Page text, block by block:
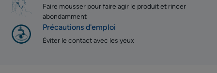
Faire mousser pour faire agir le produit et rincer
abondamment
Précautions d'emploi
Éviter le contact avec les yeux